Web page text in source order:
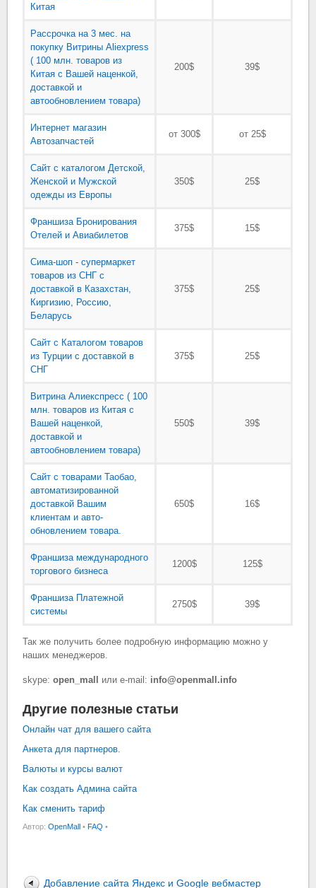
Китая
Рассрочка на 3 мес. на
покупку Витрины Aliexpress
( 100 млн. товаров из
Китая с Вашей наценкой,
доставкой и
автообновлением товара)
200$ 39$
Интернет магазин
Автозапчастей
от 300$ от 25$
Сайт с каталогом Детской,
Женской и Мужской
одежды из Европы
350$ 25$
Франшиза Бронирования
Отелей и Авиабилетов
375$ 15$
Сима-шоп - супермаркет
товаров из СНГ с
доставкой в Казахстан,
Киргизию, Россию,
Беларусь
375$ 25$
Сайт с Каталогом товаров
из Турции с доставкой в
СНГ
375$ 25$
Витрина Алиекспресс ( 100
млн. товаров из Китая с
Вашей наценкой,
доставкой и
автообновлением товара)
550$ 39$
Сайт с товарами Таобао,
автоматизированной
доставкой Вашим
клиентам и авто-
обновлением товара.
650$ 16$
Франшиза международного
торгового бизнеса
1200$ 125$
Франшиза Платежной
системы
2750$ 39$
Так же получить более подробную информацию можно у
наших менеджеров.
skype:open_mall или e-mail: info@openmall.info
Другие полезные статьи
Онлайн чат для вашего сайта
Анкета для партнеров.
Валюты и курсы валют
Как создать Админа сайта
Как сменить тариф
Автор:OpenMall • FAQ •
Добавление сайта Яндекс и Google вебмастер